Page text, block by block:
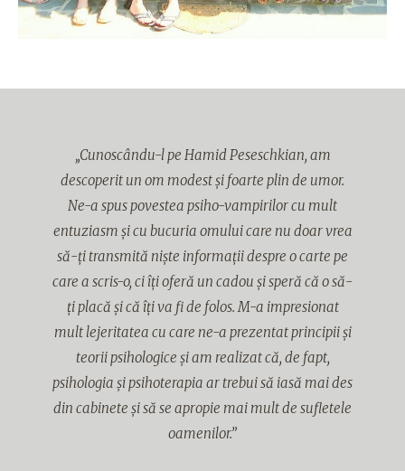
„Cunoscându-l pe Hamid Peseschkian, am
descoperit un om modest și foarte plin de umor.
Ne-a spus povestea psiho-vampirilor cu mult
entuziasm și cu bucuria omului care nu doar vrea
să-ți transmită niște informații despre o carte pe
care a scris-o, ci îți oferă un cadou și speră că o să-
ți placă și că îți va fi de folos. M-a impresionat
mult lejeritatea cu care ne-a prezentat principii și
teorii psihologice și am realizat că, de fapt,
psihologia și psihoterapia ar trebui să iasă mai des
din cabinete și să se apropie mai mult de sufletele
oamenilor.”